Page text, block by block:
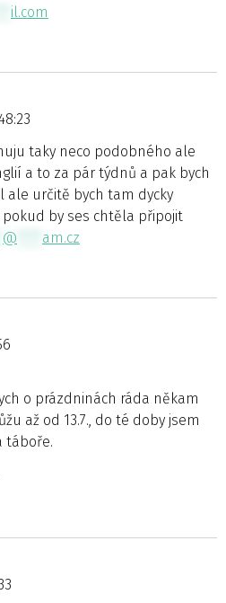
il.com
taky neco podobného ale
a to za pár týdnů a pak bych
ale určitě bych tam dycky
by ses chtěla připojit
@ am.cz
o prázdninách ráda někam
až od 13.7., do té doby jsem
táboře.